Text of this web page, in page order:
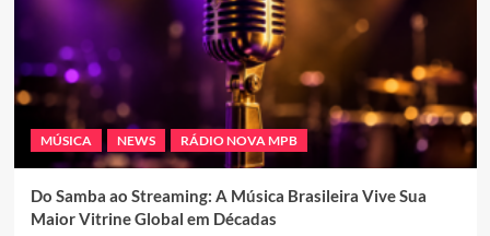
MÚSICA NEWS RÁDIO NOVA MPB
Do Samba ao Streaming: A Música Brasileira Vive Sua
Maior Vitrine Global em Décadas